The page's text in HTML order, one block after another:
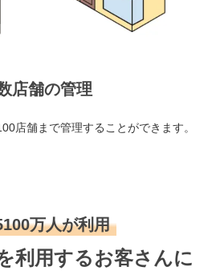
店舗の管理
店舗まで管理することができます。
万人が利用
利用するお客さんに